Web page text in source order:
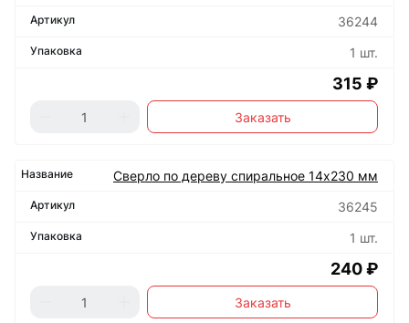
36244
1 шт.
315 ₽
Заказать
Сверло по дереву спиральное 14х230 мм
36245
1 шт.
240 ₽
Заказать